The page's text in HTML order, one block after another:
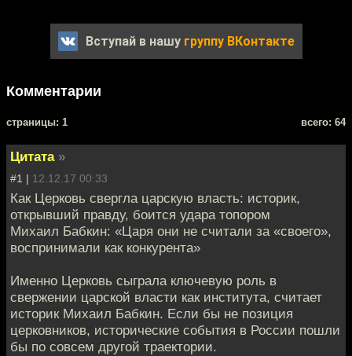
Вступай в нашу группу ВКонтакте
Комментарии
cтраницы: 1 всего: 64
Цитата »
#1 | 12.12.17 00:33
Как Церковь свергла царскую власть: историк,
открывший правду, боится удара топором
Михаил Бабкин: «Царя они не считали за «своего»,
воспринимали как конкурента»
Именно Церковь сыграла ключевую роль в
свержении царской власти как института, считает
историк Михаил Бабкин. Если бы не позиция
церковников, исторические события в России пошли
бы по совсем другой траектории.